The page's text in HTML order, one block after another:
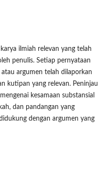
ilmiah relevan yang telah
penulis. Setiap pernyataan
argumen telah dilaporkan
kutipan yang relevan. Peninjau
kesamaan substansial
dan pandangan yang
dengan argumen yang